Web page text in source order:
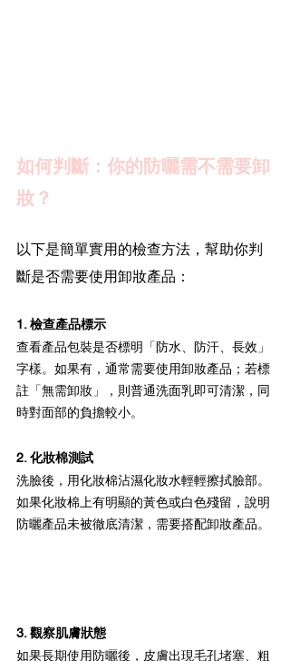
如何判斷：你的防曬需不需要卸
妝？
以下是簡單實用的檢查方法，幫助你判
斷是否需要使用卸妝產品：
1. 檢查產品標示
查看產品包裝是否標明「防水、防汗、長效」
字樣。如果有，通常需要使用卸妝產品；若標
註「無需卸妝」，則普通洗面乳即可清潔，同
時對面部的負擔較小。
2. 化妝棉測試
洗臉後，用化妝棉沾濕化妝水輕輕擦拭臉部。
如果化妝棉上有明顯的黃色或白色殘留，說明
防曬產品未被徹底清潔，需要搭配卸妝產品。
3. 觀察肌膚狀態
如果長期使用防曬後，皮膚出現毛孔堵塞、粗